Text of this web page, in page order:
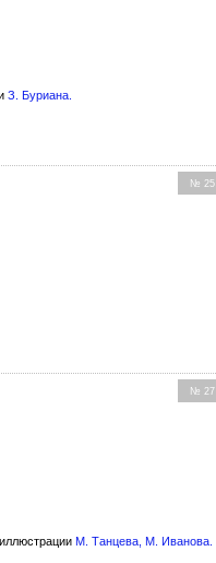
З. Буриана.
№ 25
№ 27
М. Танцева М. Иванова